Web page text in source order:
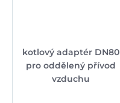
kotlový adaptér DN80
pro oddělený přívod
vzduchu